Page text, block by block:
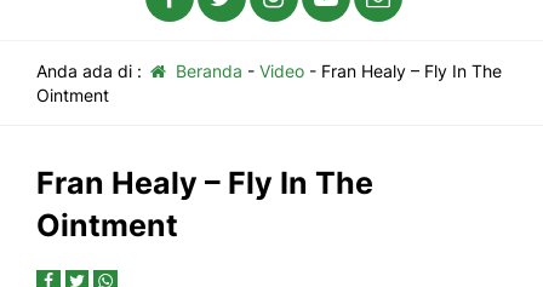
Anda ada di : Beranda - Video- Fran Healy – Fly In The
Ointment
Fran Healy – Fly In The
Ointment